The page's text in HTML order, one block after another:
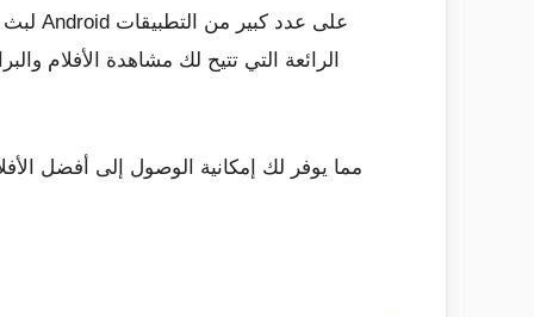
الرائعة التي تتيح لك مشاهدة الأفلام